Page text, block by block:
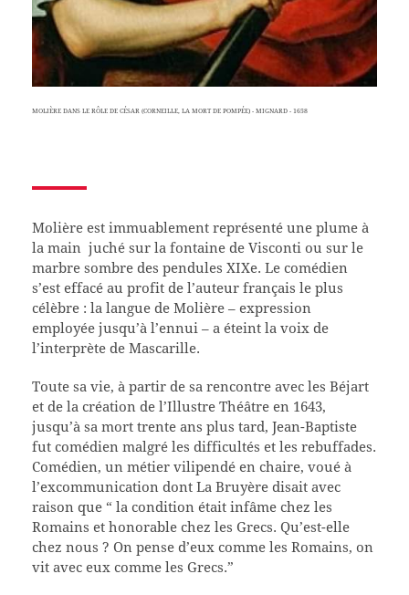
MOLIÈRE DANS LE RÔLE DE CÉSAR (CORNEILLE, LA MORT DE POMPÉE) - MIGNARD - 1658
Molière est immuablement représenté une plume à
la main juché sur la fontaine de Visconti ou sur le
marbre sombre des pendules XIXe. Le comédien
s’est effacé au profit de l’auteur français le plus
célèbre : la langue de Molière – expression
employée jusqu’à l’ennui – a éteint la voix de
l’interprète de Mascarille.
Toute sa vie, à partir de sa rencontre avec les Béjart
et de la création de l’Illustre Théâtre en 1643,
jusqu’à sa mort trente ans plus tard, Jean-Baptiste
fut comédien malgré les difficultés et les rebuffades.
Comédien, un métier vilipendé en chaire, voué à
l’excommunication dont La Bruyère disait avec
raison que “ la condition était infâme chez les
Romains et honorable chez les Grecs. Qu’est-elle
chez nous ? On pense d’eux comme les Romains, on
vit avec eux comme les Grecs.”